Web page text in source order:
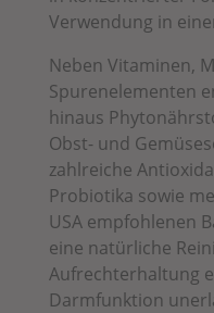
Verwendung in
Neben Vitaminen,
Spurenelementen
hinaus
Obst- und
zahlreiche
Probiotika sowie
USA empfohlenen
eine natürliche
Aufrechterhaltung
Darmfunktion